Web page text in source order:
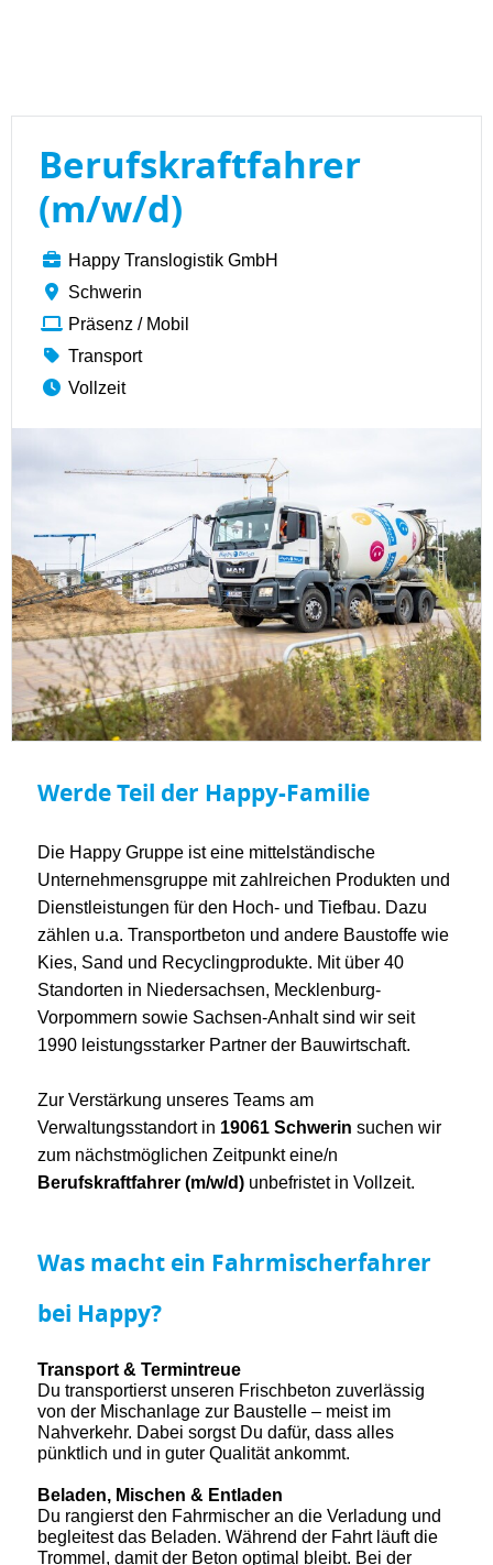
Berufskraftfahrer
(m/w/d)
Happy Translogistik GmbH
Schwerin
Präsenz / Mobil
Transport
Vollzeit
Werde Teil der Happy-Familie
Die Happy Gruppe ist eine mittelständische
Unternehmensgruppe mit zahlreichen Produkten und
Dienstleistungen für den Hoch- und Tiefbau. Dazu
zählen u.a. Transportbeton und andere Baustoffe wie
Kies, Sand und Recyclingprodukte. Mit über 40
Standorten in Niedersachsen, Mecklenburg-
Vorpommern sowie Sachsen-Anhalt sind wir seit
1990 leistungsstarker Partner der Bauwirtschaft.
Zur Verstärkung unseres Teams am
Verwaltungsstandort in 19061 Schwerin suchen wir
zum nächstmöglichen Zeitpunkt eine/n
Berufskraftfahrer (m/w/d) unbefristet in Vollzeit.
Was macht ein Fahrmischerfahrer
bei Happy?
Transport & Termintreue
Du transportierst unseren Frischbeton zuverlässig
von der Mischanlage zur Baustelle – meist im
Nahverkehr. Dabei sorgst Du dafür, dass alles
pünktlich und in guter Qualität ankommt.
Beladen, Mischen & Entladen
Du rangierst den Fahrmischer an die Verladung und
begleitest das Beladen. Während der Fahrt läuft die
Trommel, damit der Beton optimal bleibt. Bei der